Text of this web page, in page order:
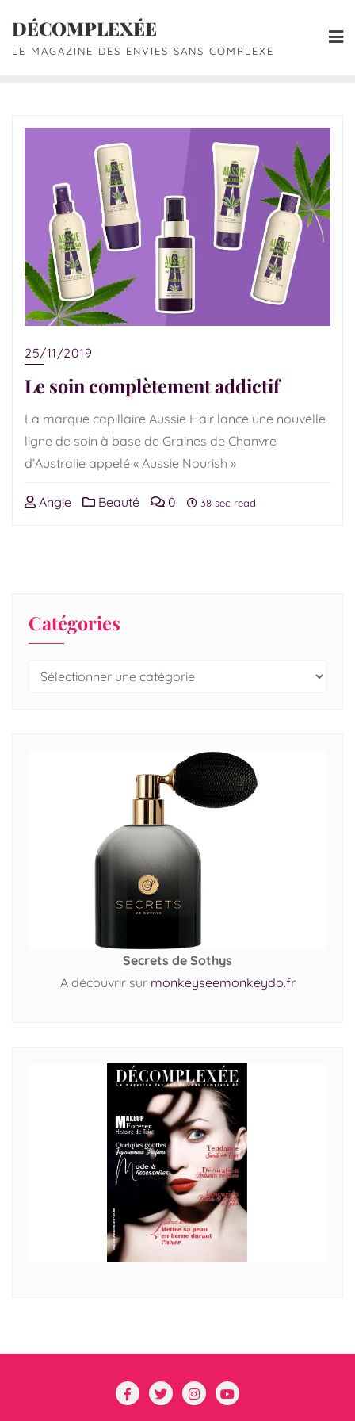
DÉCOMPLEXÉE
LE MAGAZINE DES ENVIES SANS COMPLEXE
25/11/2019
Le soin complètement addictif
La marque capillaire Aussie Hair lance une nouvelle
ligne de soin à base de Graines de Chanvre
d’Australie appelé « Aussie Nourish »
Angie Beauté 0 38 sec read
Catégories
Secrets de Sothys
A découvrir sur monkeyseemonkeydo.fr